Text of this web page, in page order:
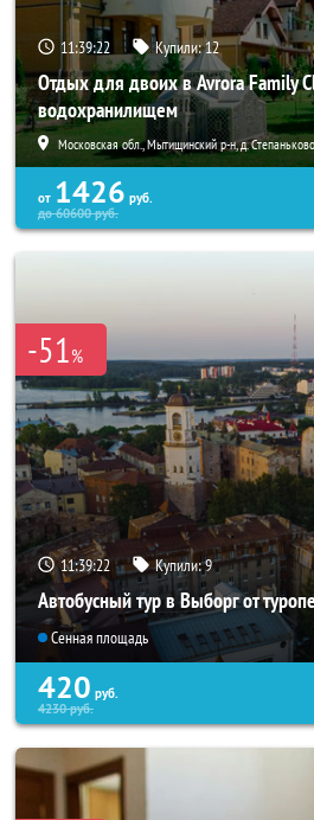
11:39:21 Купили:12
Отдых для двоих в Avrora Family
водохранилищем
Московская обл., Мытищинский р-н, д.
от 1426 руб.
до60600руб.
-51%
11:39:21 Купили:9
Автобусный тур в Выборг от
Сенная площадь
420 руб.
4230руб.